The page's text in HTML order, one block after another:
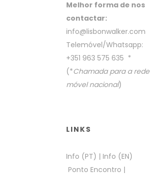
Melhor forma de nos
contactar:
info@lisbonwalker.com
Telemóvel/Whatsapp:
+351 963 575 635 *
(*Chamada para a rede
móvel nacional)
LINKS
Info (PT) | Info (EN)
Ponto Encontro |